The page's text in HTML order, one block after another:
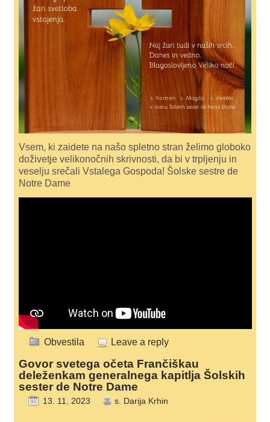
Vsem, ki zaidete na našo spletno stran želimo globoko
doživetje velikonočnih skrivnosti, da bi v trpljenju in
veselju srečali Vstalega Gospoda! Šolske sestre de
Notre Dame
Obvestila Leave a reply
Govor svetega očeta Frančiškau
deleženkam generalnega kapitlja Šolskih
sester de Notre Dame
13. 11. 2023 s. Darija Krhin